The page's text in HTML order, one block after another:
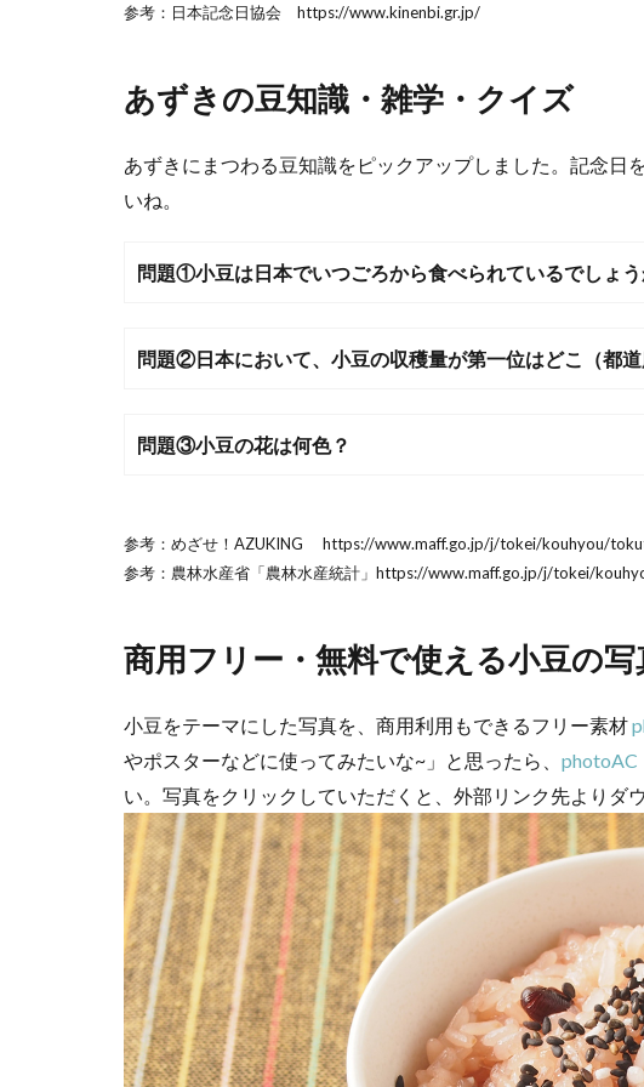
参考：日本記念日協会 https://www.kinenbi.gr.jp/
あずきの豆知識・雑学・クイズ
あずきにまつわる豆知識をピックアップしました。記念日
いね。
問題①小豆は日本でいつごろから食べられているでしょう
問題②日本において、小豆の収穫量が第一位はどこ（都
問題③小豆の花は何色？
参考：めざせ！AZUKING https://www.maff.go.jp/j/tokei/kouhyou/
参考：農林水産省「農林水産統計」https://www.maff.go.jp/j/tokei/
商用フリー・無料で使える小豆の写
小豆をテーマにした写真を、商用利用もできるフリー素材
やポスターなどに使ってみたいな~」と思ったら、 photoAC
い。写真をクリックしていただくと、外部リンク先よりダ